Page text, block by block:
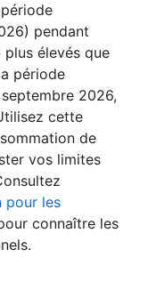
pendant
élevés que
période
2026,
cette
de
vos limites
pour les
connaître les